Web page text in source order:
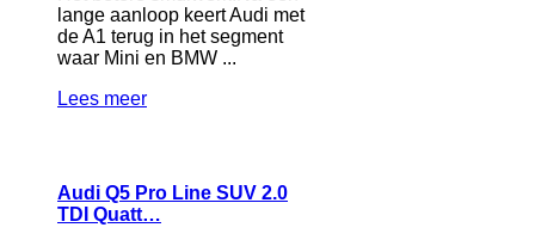
lange aanloop keert Audi met
de A1 terug in het segment
waar Mini en BMW ...
Lees meer
Audi Q5 Pro Line SUV 2.0
TDI Quatt…